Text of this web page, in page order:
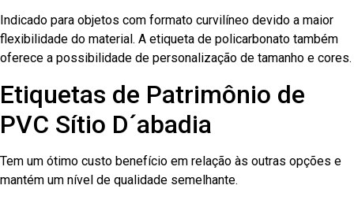
Indicado para objetos com formato curvilíneo devido a maior
flexibilidade do material. A etiqueta de policarbonato também
oferece a possibilidade de personalização de tamanho e cores.
Etiquetas de Patrimônio de
PVC Sítio D´abadia
Tem um ótimo custo benefício em relação às outras opções e
mantém um nível de qualidade semelhante.